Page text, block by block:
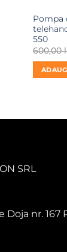
Pompa
550
600,00
SRL
Doja nr. 167